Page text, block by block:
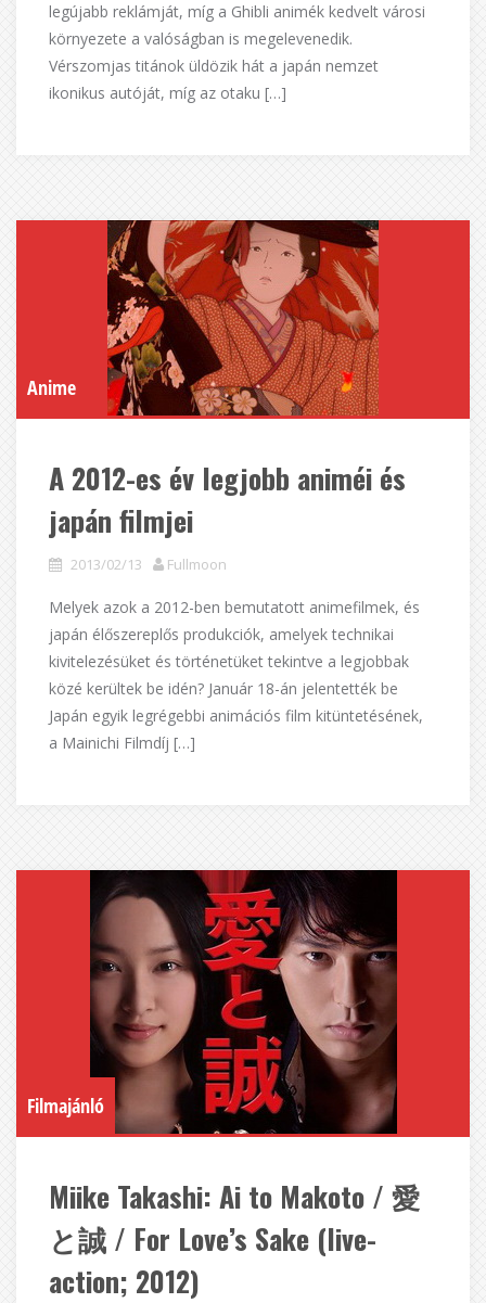
legújabb reklámját, míg a Ghibli animék kedvelt városi
környezete a valóságban is megelevenedik.
Vérszomjas titánok üldözik hát a japán nemzet
ikonikus autóját, míg az otaku […]
Anime
A 2012-es év legjobb animéi és
japán filmjei
2013/02/13 Fullmoon
Melyek azok a 2012-ben bemutatott animefilmek, és
japán élőszereplős produkciók, amelyek technikai
kivitelezésüket és történetüket tekintve a legjobbak
közé kerültek be idén? Január 18-án jelentették be
Japán egyik legrégebbi animációs film kitüntetésének,
a Mainichi Filmdíj […]
Filmajánló
Miike Takashi: Ai to Makoto / 愛
と誠 / For Love’s Sake (live-
action; 2012)